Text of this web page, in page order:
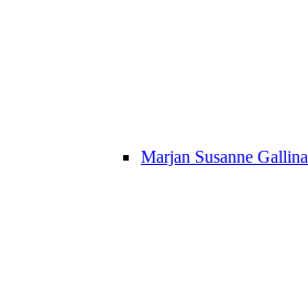
Marjan Susanne Gallina